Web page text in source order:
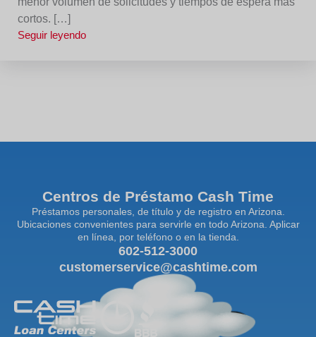
cortos. […]
Seguir leyendo
Centros de Préstamo Cash Time
Préstamos personales, de título y de registro en Arizona.
Ubicaciones convenientes para servirle en todo Arizona. Aplicar
en línea, por teléfono o en la tienda.
602-512-3000
customerservice@cashtime.com